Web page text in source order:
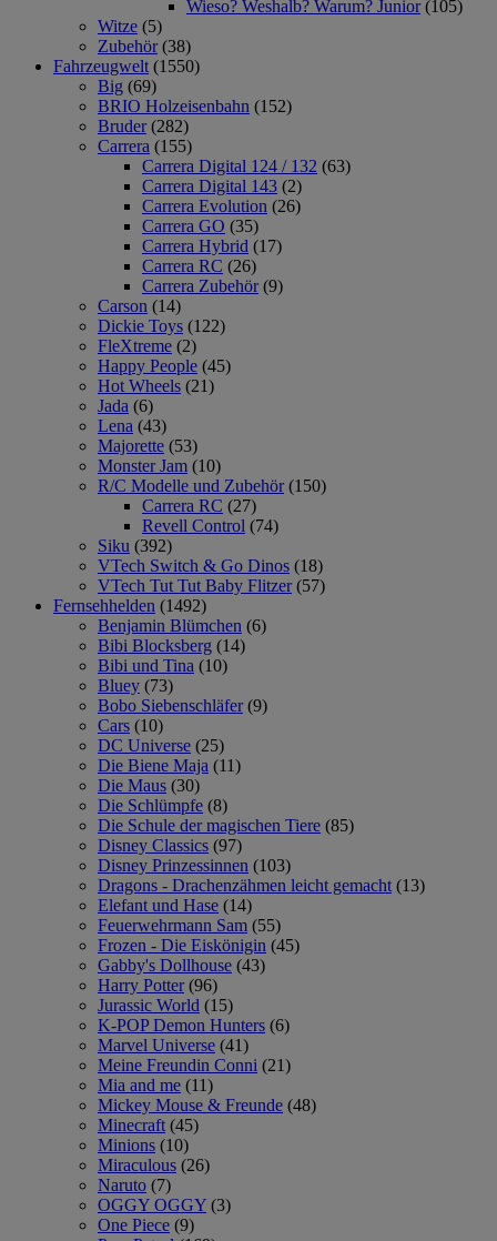
Wieso? Weshalb? Warum? Junior (105)
Witze (5)
Zubehör (38)
Fahrzeugwelt (1550)
Big (69)
BRIO Holzeisenbahn (152)
Bruder (282)
Carrera (155)
Carrera Digital 124 / 132 (63)
Carrera Digital 143 (2)
Carrera Evolution (26)
Carrera GO (35)
Carrera Hybrid (17)
Carrera RC (26)
Carrera Zubehör (9)
Carson (14)
Dickie Toys (122)
FleXtreme (2)
Happy People (45)
Hot Wheels (21)
Jada (6)
Lena (43)
Majorette (53)
Monster Jam (10)
R/C Modelle und Zubehör (150)
Carrera RC (27)
Revell Control (74)
Siku (392)
VTech Switch & Go Dinos (18)
VTech Tut Tut Baby Flitzer (57)
Fernsehhelden (1492)
Benjamin Blümchen (6)
Bibi Blocksberg (14)
Bibi und Tina (10)
Bluey (73)
Bobo Siebenschläfer (9)
Cars (10)
DC Universe (25)
Die Biene Maja (11)
Die Maus (30)
Die Schlümpfe (8)
Die Schule der magischen Tiere (85)
Disney Classics (97)
Disney Prinzessinnen (103)
Dragons - Drachenzähmen leicht gemacht (13)
Elefant und Hase (14)
Feuerwehrmann Sam (55)
Frozen - Die Eiskönigin (45)
Gabby's Dollhouse (43)
Harry Potter (96)
Jurassic World (15)
K-POP Demon Hunters (6)
Marvel Universe (41)
Meine Freundin Conni (21)
Mia and me (11)
Mickey Mouse & Freunde (48)
Minecraft (45)
Minions (10)
Miraculous (26)
Naruto (7)
OGGY OGGY (3)
One Piece (9)